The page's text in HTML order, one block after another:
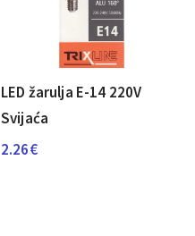
LED žarulja E-14 220V
Svijaća
2.26€